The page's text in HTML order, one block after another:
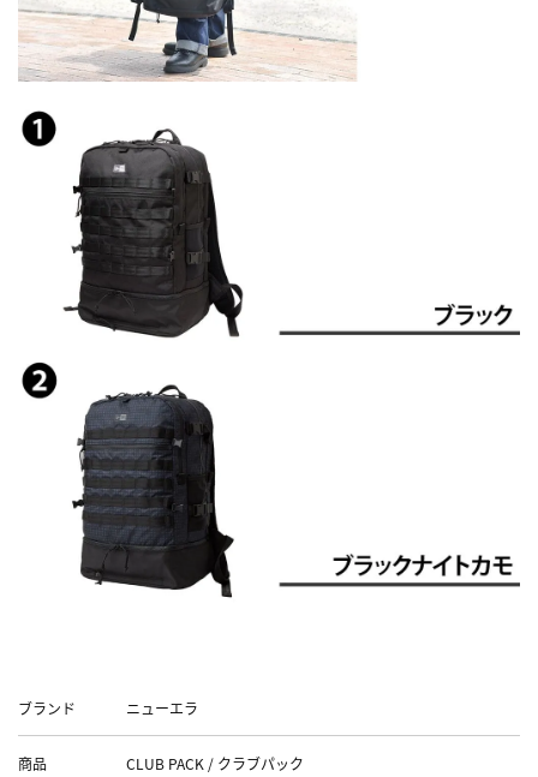
ブランド
ニューエラ
商品
CLUB PACK / クラブパック